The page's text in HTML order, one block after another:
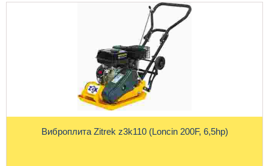
Виброплита Zitrek z3k110 (Loncin 200F, 6,5hp)